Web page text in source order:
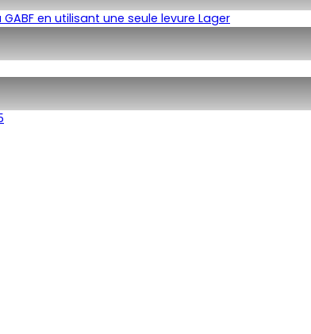
en utilisant une seule levure Lager